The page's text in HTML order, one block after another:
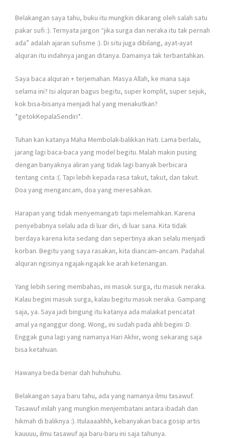
Belakangan saya tahu, buku itu mungkin dikarang oleh salah satu
pakar sufi :). Ternyata jargon “jika surga dan neraka itu tak pernah
ada” adalah ajaran sufisme :). Di situ juga dibilang, ayat-ayat
alquran itu indahnya jangan ditanya. Damainya tak terbantahkan.
Saya baca alquran + terjemahan. Masya Allah, ke mana saja
selama ini? Isi alquran bagus begitu, super komplit, super sejuk,
kok bisa-bisanya menjadi hal yang menakutkan?
*getokKepalaSendiri*.
Tuhan kan katanya Maha Membolak-balikkan Hati. Lama berlalu,
jarang lagi baca-baca yang model begitu. Malah makin pusing
dengan banyaknya aliran yang tidak lagi banyak berbicara
tentang cinta :(. Tapi lebih kepada rasa takut, takut, dan takut.
Doa yang mengancam, doa yang meresahkan.
Harapan yang tidak menyemangati tapi melemahkan. Karena
penyebabnya selalu ada di luar diri, di luar sana. Kita tidak
berdaya karena kita sedang dan sepertinya akan selalu menjadi
korban. Begitu yang saya rasakan, kita diancam-ancam. Padahal
alquran ngisinya ngajak-ngajak ke arah ketenangan.
Yang lebih sering membahas, ini masuk surga, itu masuk neraka.
Kalau begini masuk surga, kalau begitu masuk neraka. Gampang
saja, ya. Saya jadi bingung itu katanya ada malaikat pencatat
amal ya nganggur dong. Wong, ini sudah pada ahli begini :D.
Enggak guna lagi yang namanya Hari Akhir, wong sekarang saja
bisa ketahuan.
Hawanya beda benar dah huhuhuhu.
Belakangan saya baru tahu, ada yang namanya ilmu tasawuf.
Tasawuf inilah yang mungkin menjembatani antara ibadah dan
hikmah di baliknya :). Itulaaaahhh, kebanyakan baca gosip artis
kauuuu, ilmu tasawuf aja baru-baru ini saja tahunya.